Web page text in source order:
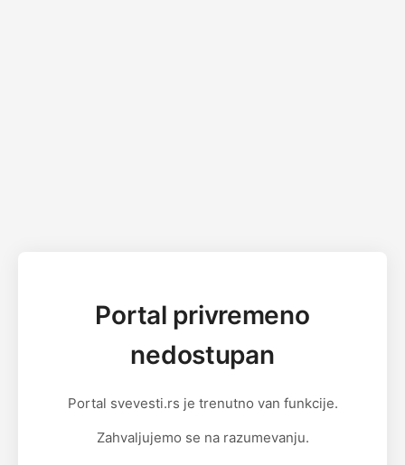
Portal privremeno
nedostupan
Portal svevesti.rs je trenutno van funkcije.
Zahvaljujemo se na razumevanju.